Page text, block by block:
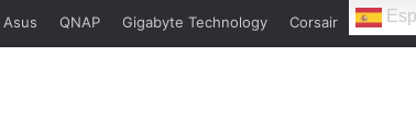
Asus QNAP Gigabyte Technology Corsair